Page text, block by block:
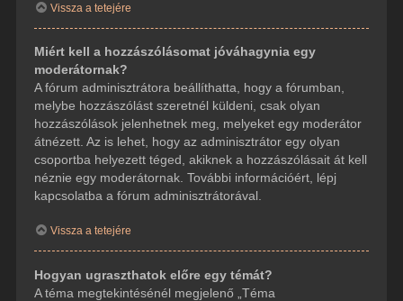
Vissza a tetejére
Miért kell a hozzászólásomat jóváhagynia egy
moderátornak?
A fórum adminisztrátora beállíthatta, hogy a fórumban,
melybe hozzászólást szeretnél küldeni, csak olyan
hozzászólások jelenhetnek meg, melyeket egy moderátor
átnézett. Az is lehet, hogy az adminisztrátor egy olyan
csoportba helyezett téged, akiknek a hozzászólásait át kell
néznie egy moderátornak. További információért, lépj
kapcsolatba a fórum adminisztrátorával.
Vissza a tetejére
Hogyan ugraszthatok előre egy témát?
A téma megtekintésénél megjelenő „Téma